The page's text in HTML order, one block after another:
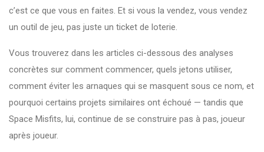
c’est ce que vous en faites. Et si vous la vendez, vous vendez
un outil de jeu, pas juste un ticket de loterie.
Vous trouverez dans les articles ci-dessous des analyses
concrètes sur comment commencer, quels jetons utiliser,
comment éviter les arnaques qui se masquent sous ce nom, et
pourquoi certains projets similaires ont échoué — tandis que
Space Misfits, lui, continue de se construire pas à pas, joueur
après joueur.